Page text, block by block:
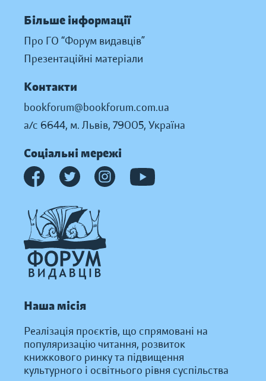
Більше інформації
Про ГО “Форум видавців”
Презентаційні матеріали
Контакти
bookforum@bookforum.com.ua
а/с 6644, м. Львів, 79005, Україна
Соціальні мережі
Наша місія
Реалізація проєктів, що спрямовані на
популяризацію читання, розвиток
книжкового ринку та підвищення
культурного і освітнього рівня суспільства